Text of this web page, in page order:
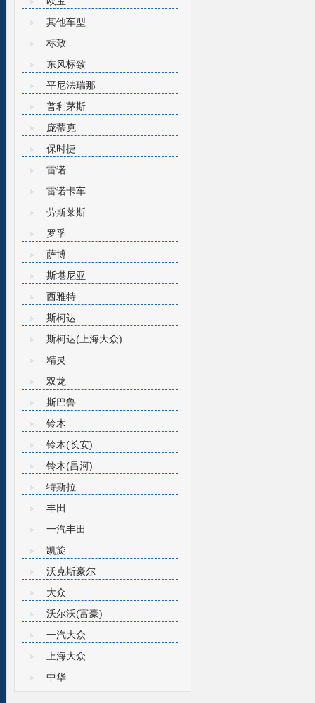
其他车型
标致
东风标致
平尼法瑞那
普利茅斯
庞蒂克
保时捷
雷诺
雷诺卡车
劳斯莱斯
罗孚
萨博
斯堪尼亚
西雅特
斯柯达
斯柯达(上海大众)
精灵
双龙
斯巴鲁
铃木
铃木(长安)
铃木(昌河)
特斯拉
丰田
一汽丰田
凯旋
沃克斯豪尔
大众
沃尔沃(富豪)
一汽大众
上海大众
中华